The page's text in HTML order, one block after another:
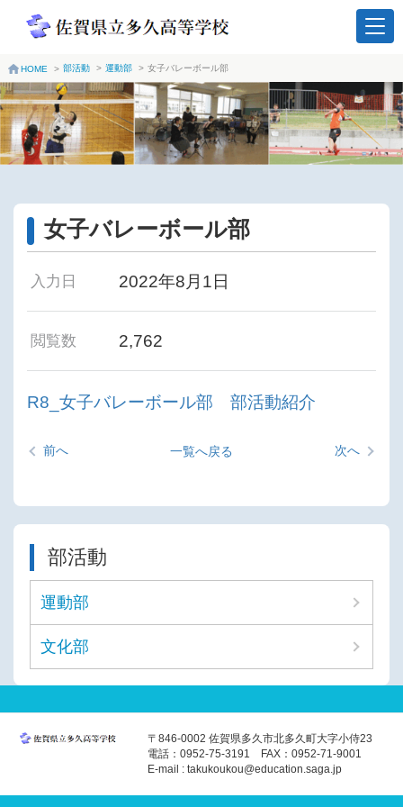
HOME > 部活動 > 運動部 > 女子バレーボール部
女子バレーボール部
入力日 2022年8月1日
閲覧数 2,762
R8_女子バレーボール部 部活動紹介
前へ 一覧へ戻る 次へ
部活動
運動部
文化部
〒846-0002 佐賀県多久市北多久町大字小侍23
電話：0952-75-3191 FAX：0952-71-9001
E-mail : takukoukou@education.saga.jp